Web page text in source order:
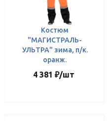
Костюм
"МАГИСТРАЛЬ-
УЛЬТРА" зима, п/к.
оранж.
4 381 ₽/шт